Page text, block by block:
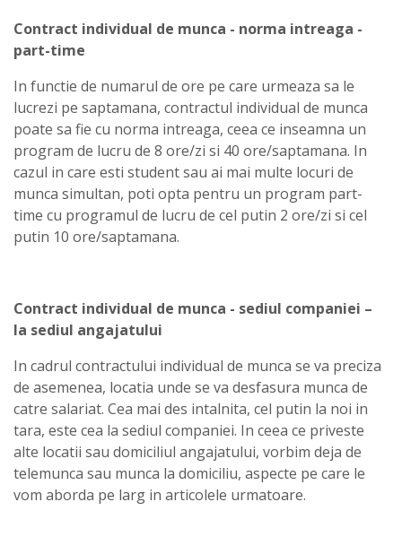
Contract individual de munca - norma intreaga -
part-time
In functie de numarul de ore pe care urmeaza sa le
lucrezi pe saptamana, contractul individual de munca
poate sa fie cu norma intreaga, ceea ce inseamna un
program de lucru de 8 ore/zi si 40 ore/saptamana. In
cazul in care esti student sau ai mai multe locuri de
munca simultan, poti opta pentru un program part-
time cu programul de lucru de cel putin 2 ore/zi si cel
putin 10 ore/saptamana.
Contract individual de munca - sediul companiei –
la sediul angajatului
In cadrul contractului individual de munca se va preciza
de asemenea, locatia unde se va desfasura munca de
catre salariat. Cea mai des intalnita, cel putin la noi in
tara, este cea la sediul companiei. In ceea ce priveste
alte locatii sau domiciliul angajatului, vorbim deja de
telemunca sau munca la domiciliu, aspecte pe care le
vom aborda pe larg in articolele urmatoare.